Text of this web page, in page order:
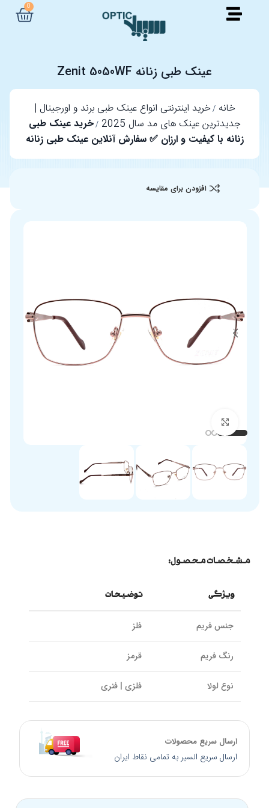
0
عینک طبی زنانه Zenit 5050WF
خانه خرید اینترنتی انواع عینک طبی برند و اورجینال |
جدیدترین عینک های مد سال 2025
خرید عینک طبی
زنانه با کیفیت و ارزان ✅ سفارش آنلاین عینک طبی زنانه
افزودن برای مقایسه
مشخصات محصول:
ویژگی توضیحات
جنس فریم فلز
رنگ فریم قرمز
نوع لولا فلزی | فنری
سایز دسته
کالیبر عدسی 51 میلی‌متر
ارسال سریع محصولات
ارسال سریع السیر به تمامی نقاط ایران